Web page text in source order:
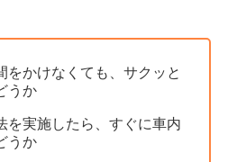
かけなくても、サクッと
うか
を実施したら、すぐに車内
うか